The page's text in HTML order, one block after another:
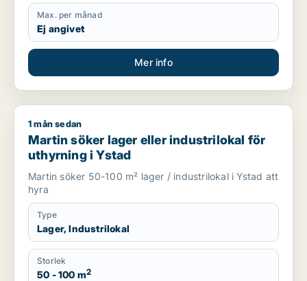
Max. per månad
Ej angivet
Mer info
Martin söker lager eller industrilokal för uthyrning i Ystad
1 mån sedan
Martin söker lager eller industrilokal för
uthyrning i Ystad
Martin söker 50-100 m² lager / industrilokal i Ystad att
hyra
Type
Lager, Industrilokal
Storlek
50 - 100 m2